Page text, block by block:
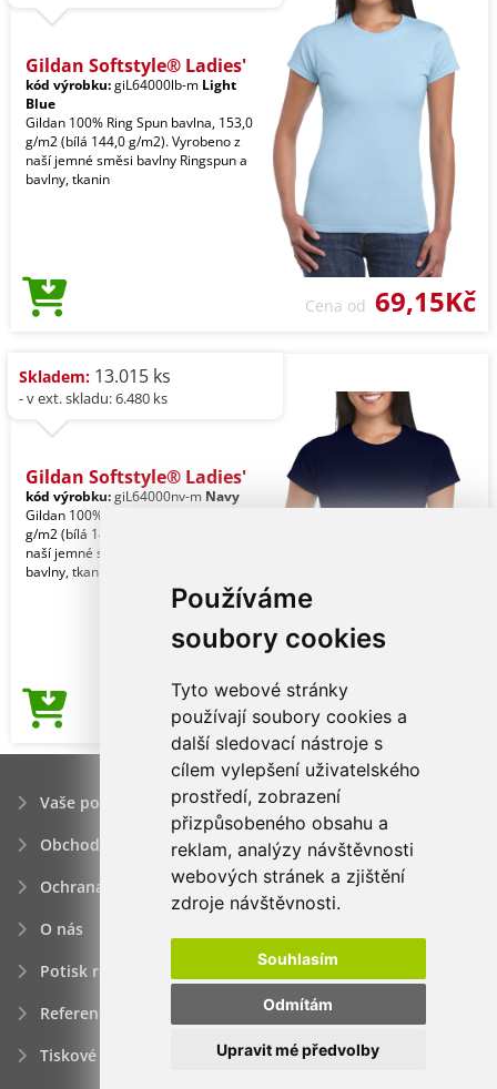
Používáme
soubory cookies
Tyto webové stránky
používají soubory cookies a
další sledovací nástroje s
cílem vylepšení uživatelského
prostředí, zobrazení
přizpůsobeného obsahu a
reklam, analýzy návštěvnosti
webových stránek a zjištění
zdroje návštěvnosti.
Souhlasím
Odmítám
Upravit mé předvolby
Gildan Softstyle® Ladies'
kód výrobku:giL64000lb-m Light
Blue
Gildan 100% Ring Spun bavlna, 153,0
g/m2 (bílá 144,0 g/m2). Vyrobeno z
naší jemné směsi bavlny Ringspun a
bavlny, tkanin
Cena od 69,15Kč
Skladem: 13.015 ks
- v ext. skladu: 6.480 ks
Gildan Softstyle® Ladies'
kód výrobku:giL64000nv-m Navy
Gildan 100% Ring Spun bavlna, 153,0
g/m2 (bílá 144,0 g/m2). Vyrobeno z
naší jemné směsi bavlny Ringspun a
bavlny, tkanin
Cena od69,15Kč
Vaše poptávka
Obchodní podmínky
Ochrana osobních údajú
O nás
Potisk reklamních předmětů
Reference
Tiskové zprávy